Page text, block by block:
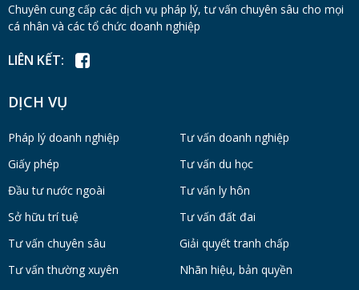
Chuyên cung cấp các dịch vụ pháp lý, tư vấn chuyên sâu cho mọi
cá nhân và các tổ chức doanh nghiệp
LIÊN KẾT:
DỊCH VỤ
Pháp lý doanh nghiệp
Giấy phép
Đầu tư nước ngoài
Sở hữu trí tuệ
Tư vấn chuyên sâu
Tư vấn thường xuyên
Tư vấn doanh nghiệp
Tư vấn du học
Tư vấn ly hôn
Tư vấn đất đai
Giải quyết tranh chấp
Nhãn hiệu, bản quyền